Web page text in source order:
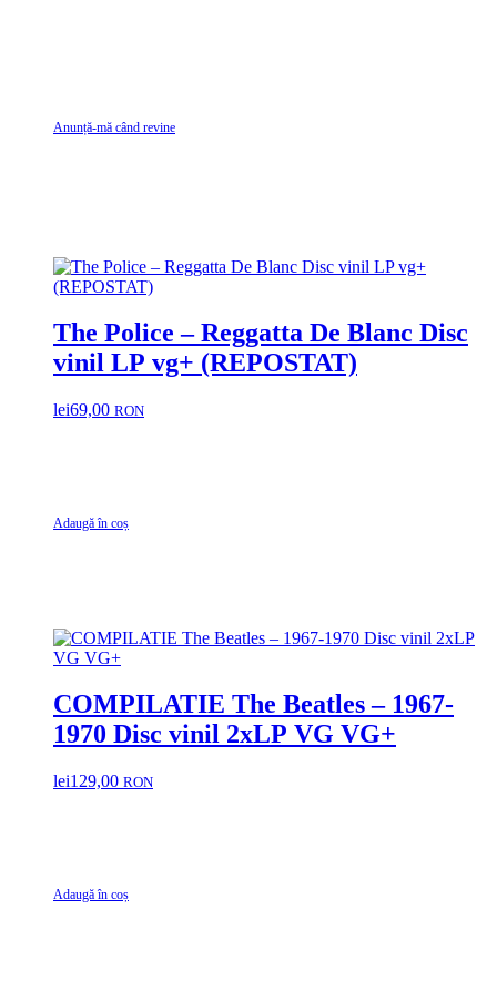
Anunță-mă când revine
The Police – Reggatta De Blanc Disc
vinil LP vg+ (REPOSTAT)
lei69,00 RON
Adaugă în coș
COMPILATIE The Beatles – 1967-
1970 Disc vinil 2xLP VG VG+
lei129,00 RON
Adaugă în coș